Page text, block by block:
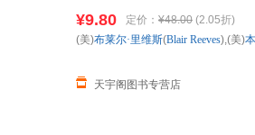
¥9.80 定价： ¥48.00 (2.05折)
天宇阁图书专营店
(美)布莱尔·里维斯(Blair Reeves),(美)